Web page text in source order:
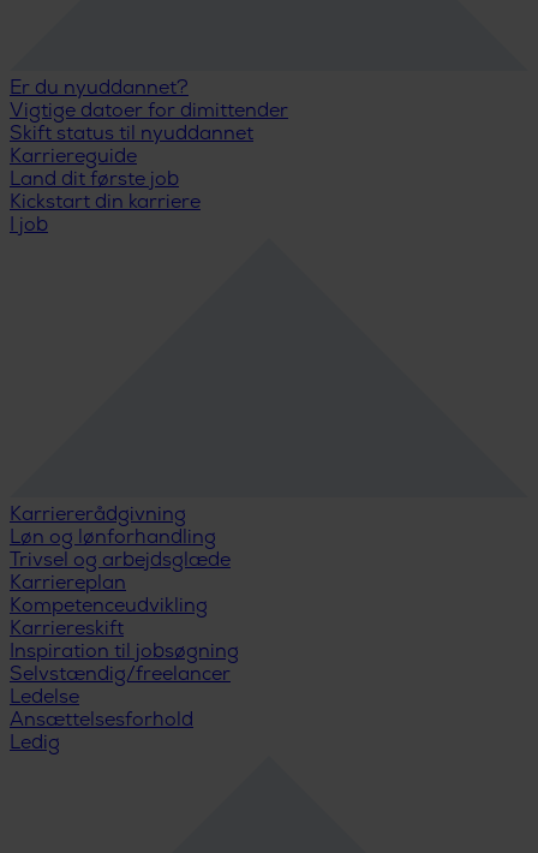
Er du nyuddannet?
Vigtige datoer for dimittender
Skift status til nyuddannet
Karriereguide
Land dit første job
Kickstart din karriere
I job
Karriererådgivning
Løn og lønforhandling
Trivsel og arbejdsglæde
Karriereplan
Kompetenceudvikling
Karriereskift
Inspiration til jobsøgning
Selvstændig/freelancer
Ledelse
Ansættelsesforhold
Ledig